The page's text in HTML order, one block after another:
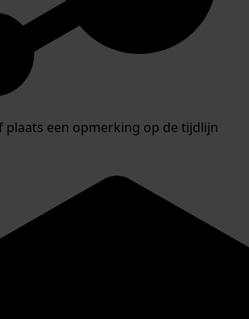
plaats een opmerking op de tijdlijn